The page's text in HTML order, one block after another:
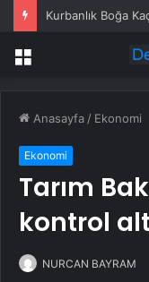
Kurbanlık Boğa
Menü
Anasayfa / Ekonomi
Ekonomi
Tarım
kontrol
NURCAN BAYRAM